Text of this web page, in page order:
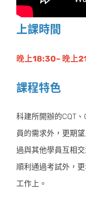
上課時間
晚上18:30~ 晚上
課程特色
科建所開辦的CQT
員的需求外，更期
過與其他學員互相
順利通過考試外，
工作上。